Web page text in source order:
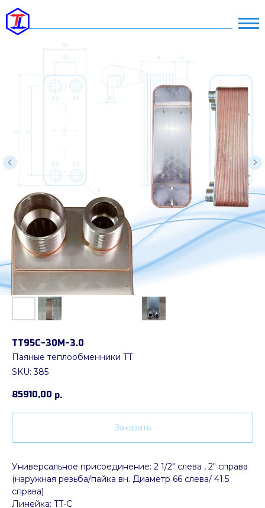
ТТ95C-30М-3.0
Паяные теплообменники TT
SKU:385
85910,00 р.
Заказать
Универсальное присоединение: 2 1/2" слева , 2" справа
(наружная резьба/пайка вн. Диаметр 66 слева/ 41.5
справа)
Линейка: TT-C